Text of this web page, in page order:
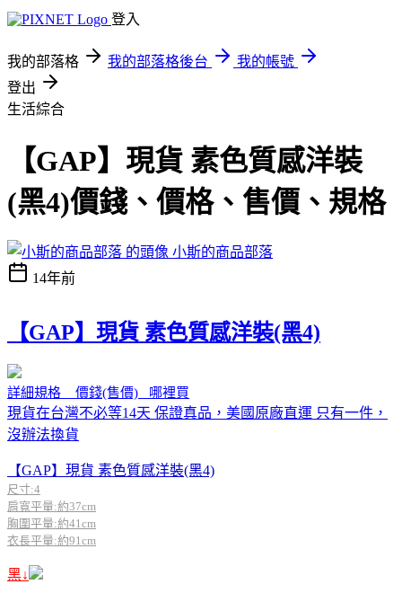
登入
我的部落格 我的部落格後台
我的帳號
登出
生活綜合
【GAP】現貨 素色質感洋裝
(黑4)價錢、價格、售價、規格
小斯的商品部落
14年前
【GAP】現貨 素色質感洋裝(黑4)
詳細規格 價錢(售價) 哪裡買
現貨在台灣不必等14天 保證真品，美國原廠直運 只有一件，
沒辦法換貨
【GAP】現貨 素色質感洋裝(黑4)
尺寸:4
肩寬平量:約37cm
胸圍平量:約41cm
衣長平量:約91cm
黑↓